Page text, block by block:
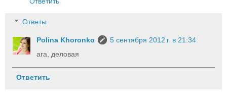
Ответы
Polina Khoronko
5 сентября 2012 г. в 21:34
ага, деловая
Ответить